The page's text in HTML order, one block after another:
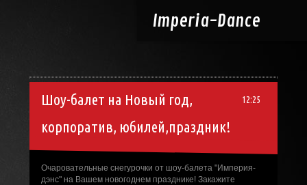
Imperia-Dance
12:25
Шоу-балет на Новый год,
корпоратив, юбилей,праздник!
Очаровательные снегурочки от шоу-балета "Империя-
дэнс" на Вашем новогоднем празднике! Закажите